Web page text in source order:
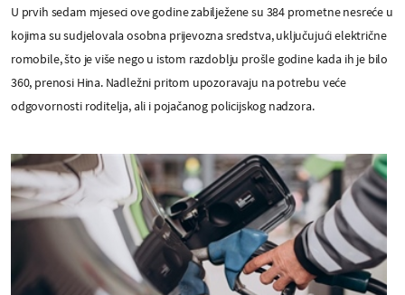
U prvih sedam mjeseci ove godine zabilježene su 384 prometne nesreće u
kojima su sudjelovala osobna prijevozna sredstva, uključujući električne
romobile, što je više nego u istom razdoblju prošle godine kada ih je bilo
360, prenosi Hina. Nadležni pritom upozoravaju na potrebu veće
odgovornosti roditelja, ali i pojačanog policijskog nadzora.